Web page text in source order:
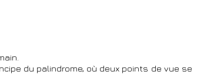
du palindrome, où deux points de vue se